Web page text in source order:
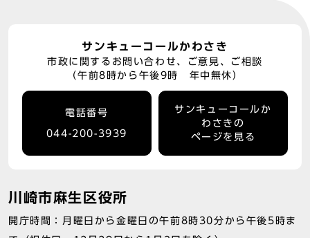
サンキューコールかわさき
市政に関するお問い合わせ、ご意見、ご相談
（午前8時から午後9時 年中無休）
電話番号
044-200-3939
サンキューコールか
わさきの
ページを見る
川崎市麻生区役所
開庁時間：月曜日から金曜日の午前8時30分から午後5時ま